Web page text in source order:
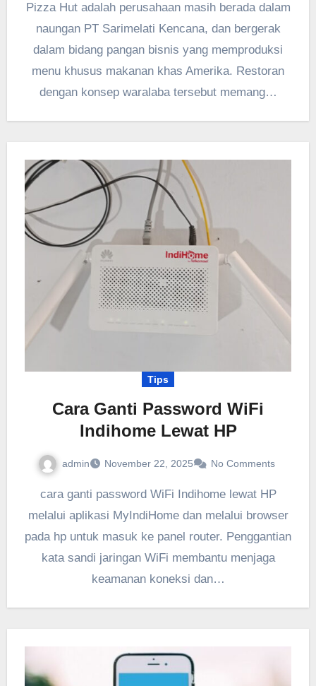
Pizza Hut adalah perusahaan masih berada dalam
naungan PT Sarimelati Kencana, dan bergerak
dalam bidang pangan bisnis yang memproduksi
menu khusus makanan khas Amerika. Restoran
dengan konsep waralaba tersebut memang…
Tips
Cara Ganti Password WiFi
Indihome Lewat HP
admin November 22, 2025 No Comments
cara ganti password WiFi Indihome lewat HP
melalui aplikasi MyIndiHome dan melalui browser
pada hp untuk masuk ke panel router. Penggantian
kata sandi jaringan WiFi membantu menjaga
keamanan koneksi dan…